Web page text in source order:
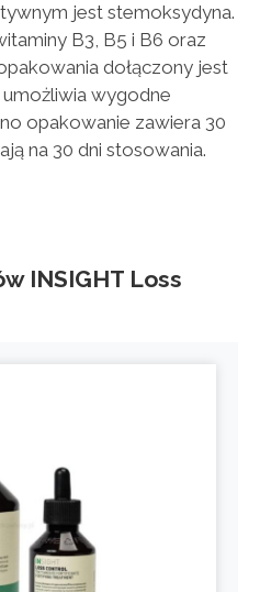
jest stemoksydyna.
B3, B5 i B6 oraz
dołączony jest
wygodne
opakowanie zawiera 30
na 30 dni stosowania.
INSIGHT Loss